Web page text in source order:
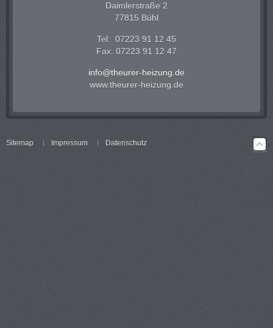
Daimlerstraße 2
77815 Bühl
Tel: 07223 91 12 45
Fax: 07223 91 12 47
info@theurer-heizung.de
www.theurer-heizung.de
Sitemap Impressum Datenschutz